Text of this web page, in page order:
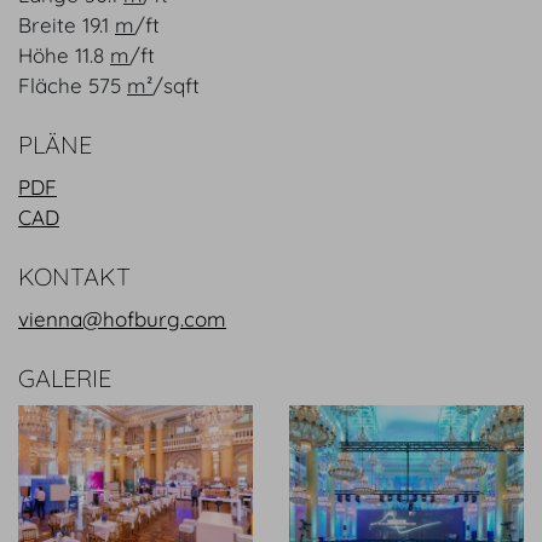
Breite 19.1 m/ft
Höhe 11.8 m/ft
Fläche 575 m²/sqft
PLÄNE
PDF
CAD
KONTAKT
vienna@hofburg.com
GALERIE